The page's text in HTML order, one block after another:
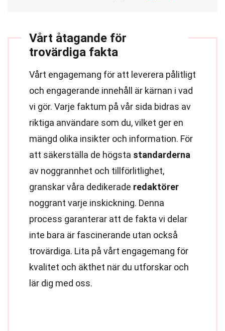
Vårt åtagande för
trovärdiga fakta
Vårt engagemang för att leverera pålitligt
och engagerande innehåll är kärnan i vad
vi gör. Varje faktum på vår sida bidras av
riktiga användare som du, vilket ger en
mängd olika insikter och information. För
att säkerställa de högsta standarderna
av noggrannhet och tillförlitlighet,
granskar våra dedikerade redaktörer
noggrant varje inskickning. Denna
process garanterar att de fakta vi delar
inte bara är fascinerande utan också
trovärdiga. Lita på vårt engagemang för
kvalitet och äkthet när du utforskar och
lär dig med oss.